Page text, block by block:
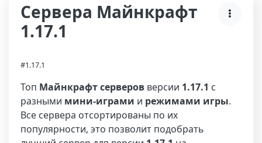
Сервера Майнкрафт
1.17.1
#1.17.1
Топ Майнкрафт серверов версии 1.17.1 с
разными мини-играми и режимами игры.
Все сервера отсортированы по их
популярности, это позволит подобрать